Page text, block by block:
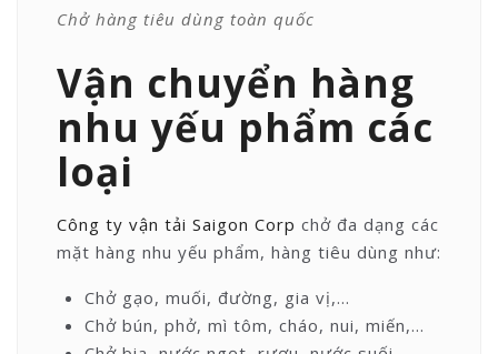
Chở hàng tiêu dùng toàn quốc
Vận chuyển hàng
nhu yếu phẩm các
loại
Công ty vận tải Saigon Corp chở đa dạng các
mặt hàng nhu yếu phẩm, hàng tiêu dùng như:
Chở gạo, muối, đường, gia vị,…
Chở bún, phở, mì tôm, cháo, nui, miến,…